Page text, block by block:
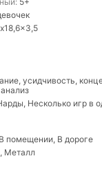
5+
усидчивость,
Несколько игр в
помещении, В дороге
Металл